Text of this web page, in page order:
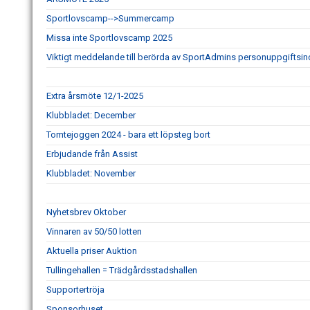
Sportlovscamp-->Summercamp
Missa inte Sportlovscamp 2025
Viktigt meddelande till berörda av SportAdmins
Extra årsmöte 12/1-2025
Klubbladet: December
Tomtejoggen 2024 - bara ett löpsteg bort
Erbjudande från Assist
Klubbladet: November
Nyhetsbrev Oktober
Vinnaren av 50/50 lotten
Aktuella priser Auktion
Tullingehallen = Trädgårdsstadshallen
Supportertröja